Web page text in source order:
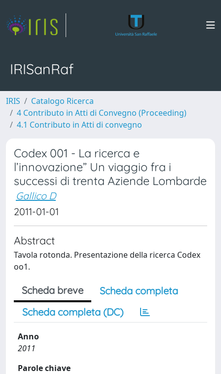
IRISanRaf
IRIS
Catalogo Ricerca
4 Contributo in Atti di Convegno (Proceeding)
4.1 Contributo in Atti di convegno
Codex 001 - La ricerca e
l’innovazione” Un viaggio fra i
successi di trenta Aziende Lombarde
Gallico D
2011-01-01
Abstract
Tavola rotonda. Presentazione della ricerca Codex
oo1.
Scheda breve
Scheda completa
Scheda completa (DC)
Anno
2011
Parole chiave